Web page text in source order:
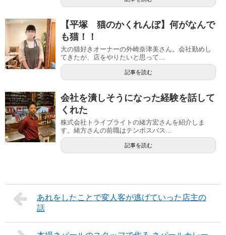
【平塚 猫のかくれんぼ】何がなんで
も猫！！
大の猫好きオーナーの外崎奈津美さん。会社勤めし
てきたが、店をやりたいと思って...
記事を読む
会社を潰しそうになった経験を話して
くれた
株式会社トライブライトの緒方宏さんを紹介しま
す。緒方さんの前職はテンポスバス...
記事を読む
あれをしたことで変人客が逃げていった店主の
話